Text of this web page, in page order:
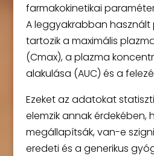
farmakokinetikai
A leggyakrabban használt
tartozik a maximális
(Cmax), a plazma
alakulása (AUC) és a
Ezeket az adatokat
elemzik annak érdekében,
megállapítsák, van-e
eredeti és a generikus